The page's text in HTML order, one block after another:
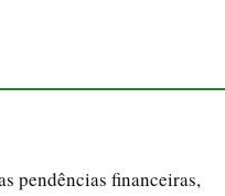
pendências financeiras,